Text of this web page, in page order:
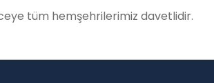
tüm hemşehrilerimiz davetlidir.